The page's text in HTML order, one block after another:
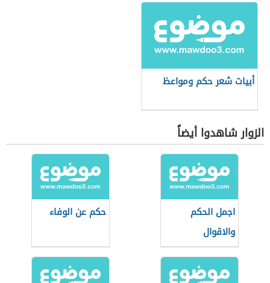
أبيات شعر حكم ومواعظ
الزوار شاهدوا أيضاً
اجمل الحكم
والاقوال
حكم عن الوفاء